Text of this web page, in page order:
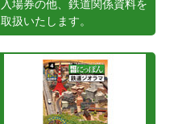
入場券の他、鉄道関係資料を
取扱いたします。